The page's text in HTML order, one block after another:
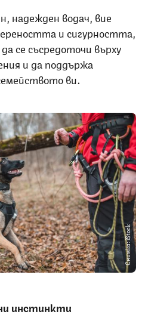
надежден водач, вие
и сигурността,
се съсредоточи върху
и да поддържа
ви.
Снимка: iStock
инстинкти